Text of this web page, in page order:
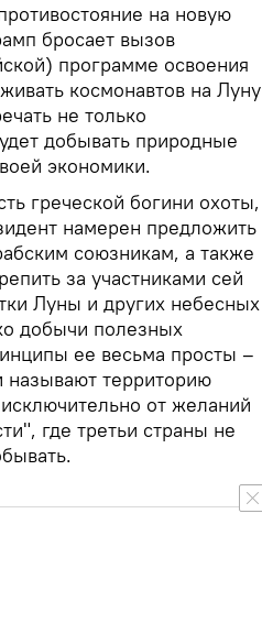
на новую
бросает вызов
программе освоения
космонавтов на Луну
не только
добывать природные
экономики.
греческой богини охоты,
намерен предложить
союзникам, а также
за участниками сей
Луны и других небесных
добычи полезных
ее весьма просты –
территорию
от желаний
где третьи страны не